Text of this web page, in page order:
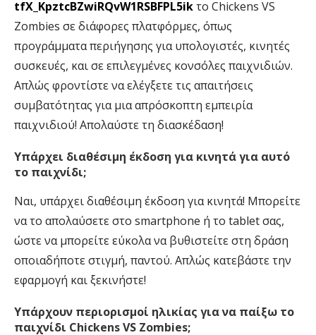
tfX_KpztcBZwiRQvW1RSBFPL5ikτο Chickens VS
Zombies σε διάφορες πλατφόρμες, όπως
προγράμματα περιήγησης για υπολογιστές, κινητές
συσκευές, και σε επιλεγμένες κονσόλες παιχνιδιών.
Απλώς φροντίστε να ελέγξετε τις απαιτήσεις
συμβατότητας για μια απρόσκοπτη εμπειρία
παιχνιδιού! Απολαύστε τη διασκέδαση!
Υπάρχει διαθέσιμη έκδοση για κινητά για αυτό
το παιχνίδι;
Ναι, υπάρχει διαθέσιμη έκδοση για κινητά! Μπορείτε
να το απολαύσετε στο smartphone ή το tablet σας,
ώστε να μπορείτε εύκολα να βυθιστείτε στη δράση
οποιαδήποτε στιγμή, παντού. Απλώς κατεβάστε την
εφαρμογή και ξεκινήστε!
Υπάρχουν περιορισμοί ηλικίας για να παίξω το
παιχνίδι Chickens VS Zombies;